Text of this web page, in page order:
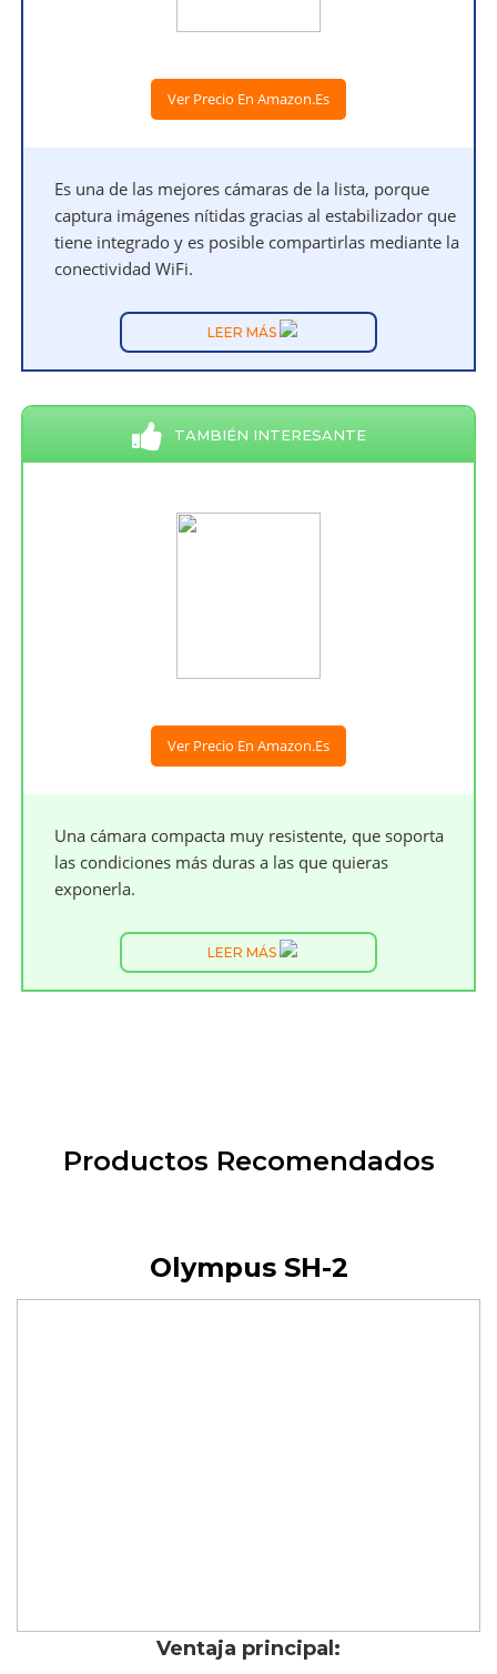
Ver Precio En Amazon.es
Es una de las mejores cámaras de la lista, porque
captura imágenes nítidas gracias al estabilizador que
tiene integrado y es posible compartirlas mediante la
conectividad WiFi.
LEER MÁS
TAMBIÉN INTERESANTE
Ver Precio En Amazon.es
Una cámara compacta muy resistente, que soporta
las condiciones más duras a las que quieras
exponerla.
LEER MÁS
Productos Recomendados
Olympus SH-2
Ventaja principal: